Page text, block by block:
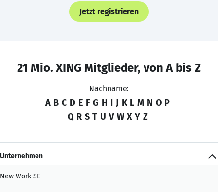
Jetzt registrieren
21 Mio. XING Mitglieder, von A bis Z
Nachname:
A B C D E F G H I J K L M N O P
Q R S T U V W X Y Z
Unternehmen
New Work SE